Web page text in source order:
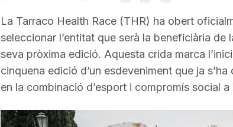
t
d
e
La Tarraco Health Race (THR) ha obert
seleccionar l’entitat que serà la beneficiària de
seva pròxima edició. Aquesta crida marca
cinquena edició d’un esdeveniment que ja
en la combinació d’esport i compromís social